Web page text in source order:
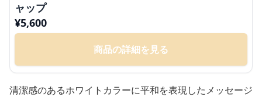
ャップ
¥5,600
商品の詳細を見る
清潔感のあるホワイトカラーに平和を表現したメッセージ